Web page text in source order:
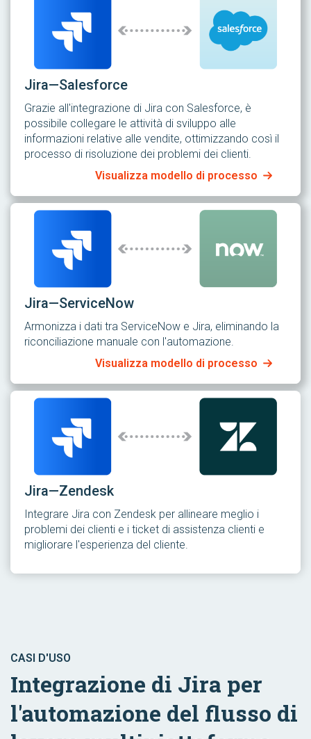
Jira—Salesforce
Grazie all'integrazione di Jira con Salesforce, è
possibile collegare le attività di sviluppo alle
informazioni relative alle vendite, ottimizzando così il
processo di risoluzione dei problemi dei clienti.
Visualizza modello di processo
Jira—ServiceNow
Armonizza i dati tra ServiceNow e Jira, eliminando la
riconciliazione manuale con l'automazione.
Visualizza modello di processo
Jira—Zendesk
Integrare Jira con Zendesk per allineare meglio i
problemi dei clienti e i ticket di assistenza clienti e
migliorare l'esperienza del cliente.
CASI D'USO
Integrazione di Jira per
l'automazione del flusso di